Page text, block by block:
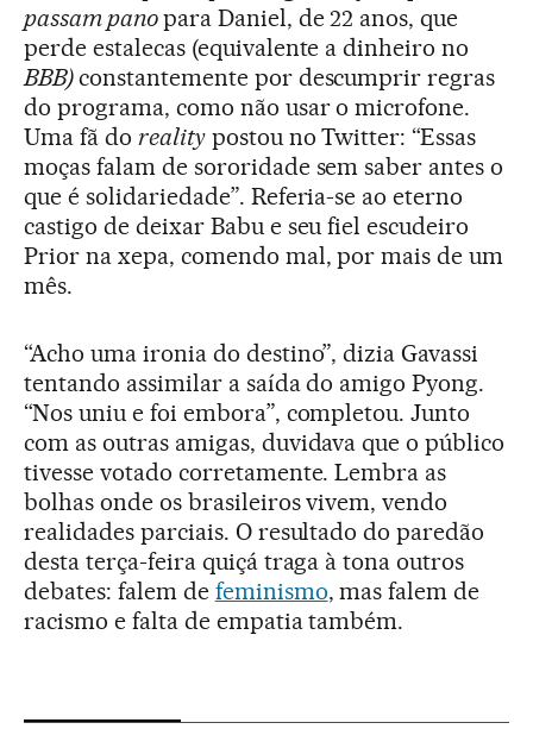
passam panopara Daniel, de 22 anos, que
perde estalecas (equivalente a dinheiro no
BBB)constantemente por descumprir regras
do programa, como não usar o microfone.
Uma fã do realitypostou no Twitter: “Essas
moças falam de sororidade sem saber antes o
que é solidariedade”. Referia-se ao eterno
castigo de deixar Babu e seu fiel escudeiro
Prior na xepa, comendo mal, por mais de um
mês.
“Acho uma ironia do destino”, dizia Gavassi
tentando assimilar a saída do amigo Pyong.
“Nos uniu e foi embora”, completou. Junto
com as outras amigas, duvidava que o público
tivesse votado corretamente. Lembra as
bolhas onde os brasileiros vivem, vendo
realidades parciais. O resultado do paredão
desta terça-feira quiçá traga à tona outros
debates: falem de feminismo, mas falem de
racismo e falta de empatia também.